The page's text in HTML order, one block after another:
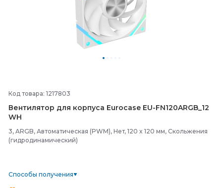
Код товара: 1217803
Вентилятор для корпуса Eurocase EU-FN120ARGB_12
WH
3, ARGB, Автоматическая (PWM), Нет, 120 x 120 мм, Скольжения
(гидродинамический)
Способы получения